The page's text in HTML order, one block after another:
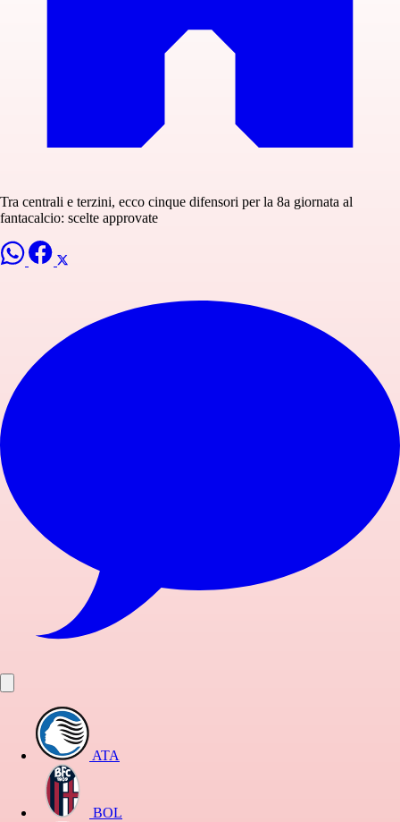
Tra centrali e terzini, ecco cinque difensori per la 8a giornata al
fantacalcio: scelte approvate
ATA
BOL